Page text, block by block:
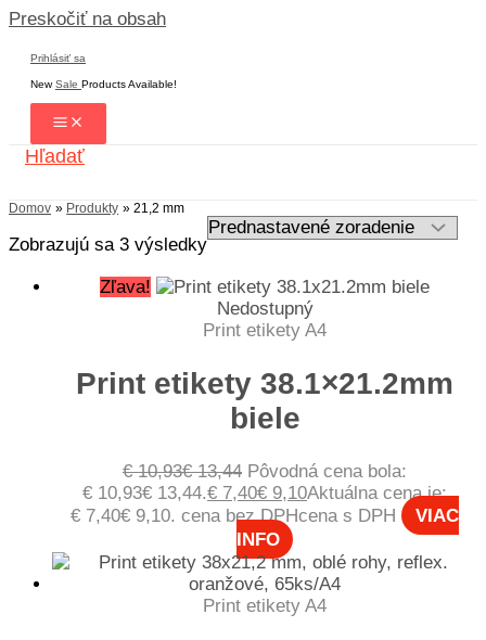
Preskočiť na obsah
Prihlásiť sa
NewSale Products Available!
Hľadať
Domov Produkty 21,2 mm
Zobrazujú sa 3 výsledky
Zľava!
Nedostupný
Print etikety A4
Print etikety 38.1×21.2mm
biele
€10,93€13,44 Pôvodná cena bola:
€ 10,93€ 13,44.€ 7,40€ 9,10Aktuálna cena je:
€ 7,40€ 9,10. cena bez DPHcena s DPH
VIAC
INFO
Print etikety A4